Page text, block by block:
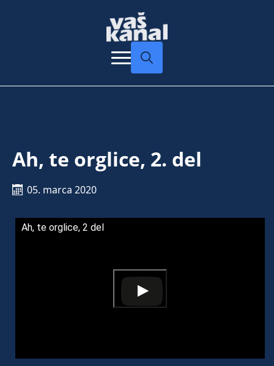
Ah, te orglice, 2. del
05. marca 2020
Ah, te orglice, 2 del